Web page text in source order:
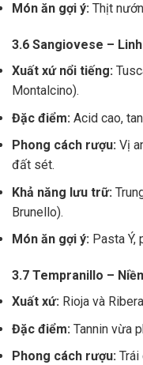
Món ăn gợi ý: Thịt
3.6 Sangiovese –
Xuất xứ nổi tiếng:
Montalcino).
Đặc điểm: Acid cao,
Phong cách rượu: Vị
đất sét.
Khả năng lưu trữ:
Brunello).
Món ăn gợi ý: Pasta
3.7 Tempranillo –
Xuất xứ: Rioja và
Đặc điểm: Tannin vừa
Phong cách rượu: Trái